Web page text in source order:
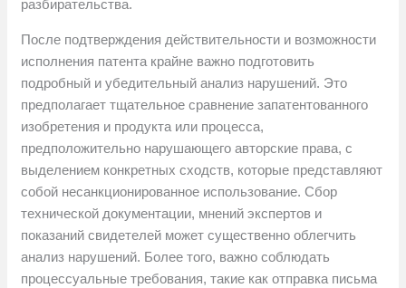
разбирательства.
После подтверждения действительности и возможности
исполнения патента крайне важно подготовить
подробный и убедительный анализ нарушений. Это
предполагает тщательное сравнение запатентованного
изобретения и продукта или процесса,
предположительно нарушающего авторские права, с
выделением конкретных сходств, которые представляют
собой несанкционированное использование. Сбор
технической документации, мнений экспертов и
показаний свидетелей может существенно облегчить
анализ нарушений. Более того, важно соблюдать
процессуальные требования, такие как отправка письма